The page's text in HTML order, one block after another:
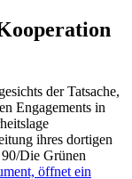
der Tatsache,
Engagements in
ihres dortigen
Die Grünen
öffnet ein